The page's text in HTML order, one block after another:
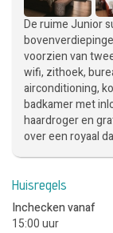
De ruime Junior
voorzien van
wifi, zithoek,
airconditioning,
badkamer met
haardroger en
over een royaal
Huisregels
Inchecken vanaf
15:00 uur